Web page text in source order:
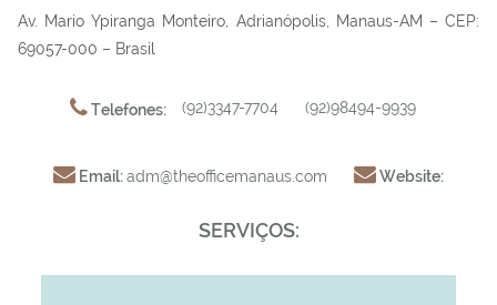
Av. Mario Ypiranga Monteiro, Adrianópolis, Manaus-AM – CEP:
69057-000 – Brasil
Telefones: (92)3347-7704 (92)98494-9939
Email:adm@theofficemanaus.com Website:
SERVIÇOS: